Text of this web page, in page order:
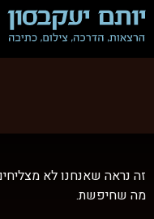
זה נראה שאנחנו לא
מה שחיפשת.